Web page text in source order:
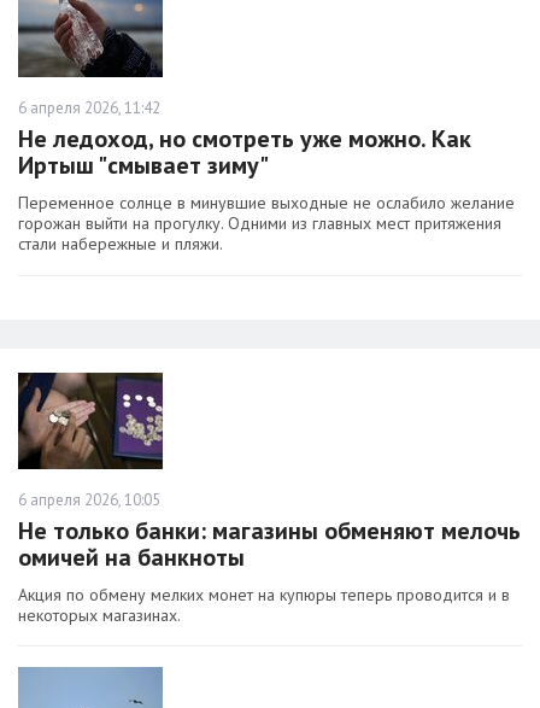
6 апреля 2026, 11:42
Не ледоход, но смотреть уже можно. Как
Иртыш "смывает зиму"
Переменное солнце в минувшие выходные не ослабило желание
горожан выйти на прогулку. Одними из главных мест притяжения
стали набережные и пляжи.
6 апреля 2026, 10:05
Не только банки: магазины обменяют мелочь
омичей на банкноты
Акция по обмену мелких монет на купюры теперь проводится и в
некоторых магазинах.